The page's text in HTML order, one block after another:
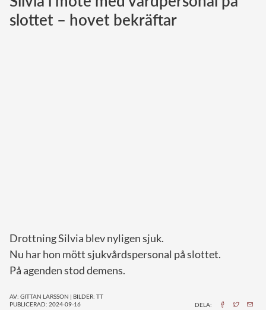
Norska kungahuset
slottet – hovet bekräftar
Drottning Silvia blev nyligen sjuk.
Nu har hon mött sjukvårdspersonal på slottet.
På agenden stod demens.
AV: GITTAN LARSSON | BILDER: TT
PUBLICERAD: 2024-09-16
DELA: